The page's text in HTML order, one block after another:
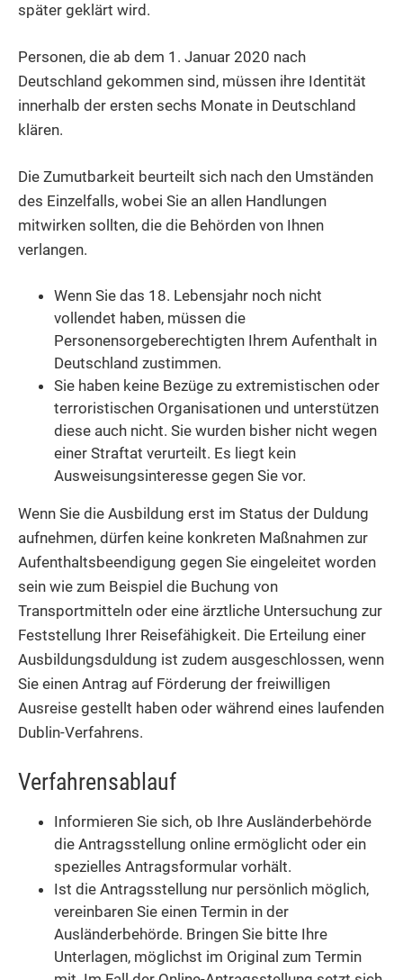
später geklärt wird.
Personen, die ab dem 1. Januar 2020 nach
Deutschland gekommen sind, müssen ihre Identität
innerhalb der ersten sechs Monate in Deutschland
klären.
Die Zumutbarkeit beurteilt sich nach den Umständen
des Einzelfalls, wobei Sie an allen Handlungen
mitwirken sollten, die die Behörden von Ihnen
verlangen.
Wenn Sie das 18. Lebensjahr noch nicht
vollendet haben, müssen die
Personensorgeberechtigten Ihrem Aufenthalt in
Deutschland zustimmen.
Sie haben keine Bezüge zu extremistischen oder
terroristischen Organisationen und unterstützen
diese auch nicht. Sie wurden bisher nicht wegen
einer Straftat verurteilt. Es liegt kein
Ausweisungsinteresse gegen Sie vor.
Wenn Sie die Ausbildung erst im Status der Duldung
aufnehmen, dürfen keine konkreten Maßnahmen zur
Aufenthaltsbeendigung gegen Sie eingeleitet worden
sein wie zum Beispiel die Buchung von
Transportmitteln oder eine ärztliche Untersuchung zur
Feststellung Ihrer Reisefähigkeit. Die Erteilung einer
Ausbildungsduldung ist zudem ausgeschlossen, wenn
Sie einen Antrag auf Förderung der freiwilligen
Ausreise gestellt haben oder während eines laufenden
Dublin-Verfahrens.
Verfahrensablauf
Informieren Sie sich, ob Ihre Ausländerbehörde
die Antragsstellung online ermöglicht oder ein
spezielles Antragsformular vorhält.
Ist die Antragsstellung nur persönlich möglich,
vereinbaren Sie einen Termin in der
Ausländerbehörde. Bringen Sie bitte Ihre
Unterlagen, möglichst im Original zum Termin